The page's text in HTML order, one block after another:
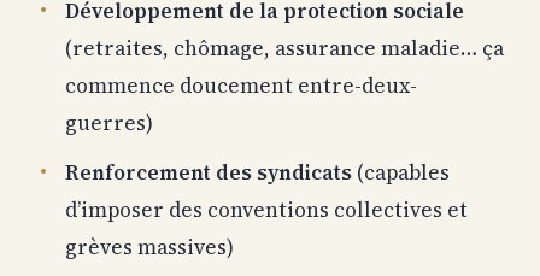
Développement de la protection sociale
(retraites, chômage, assurance maladie… ça
commence doucement entre-deux-
guerres)
Renforcement des syndicats (capables
d’imposer des conventions collectives et
grèves massives)